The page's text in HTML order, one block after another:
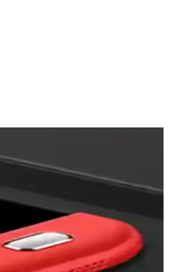
koruma ve kullanım kolaylığı